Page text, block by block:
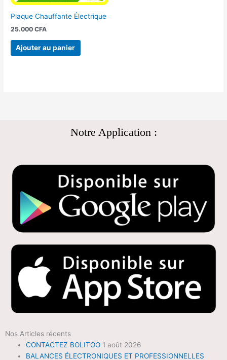
Plaque Chauffante Électrique
25.000CFA
Ajouter au panier
Notre Application :
Nos Articles récents
CONTACTEZ BOLITOO 1 août 2026
BALANCES ÉLECTRONIQUES ET PROFESSIONNELLES